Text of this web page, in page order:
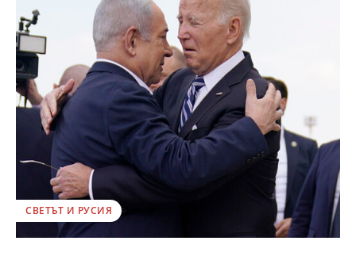
СВЕТЪТ И РУСИЯ